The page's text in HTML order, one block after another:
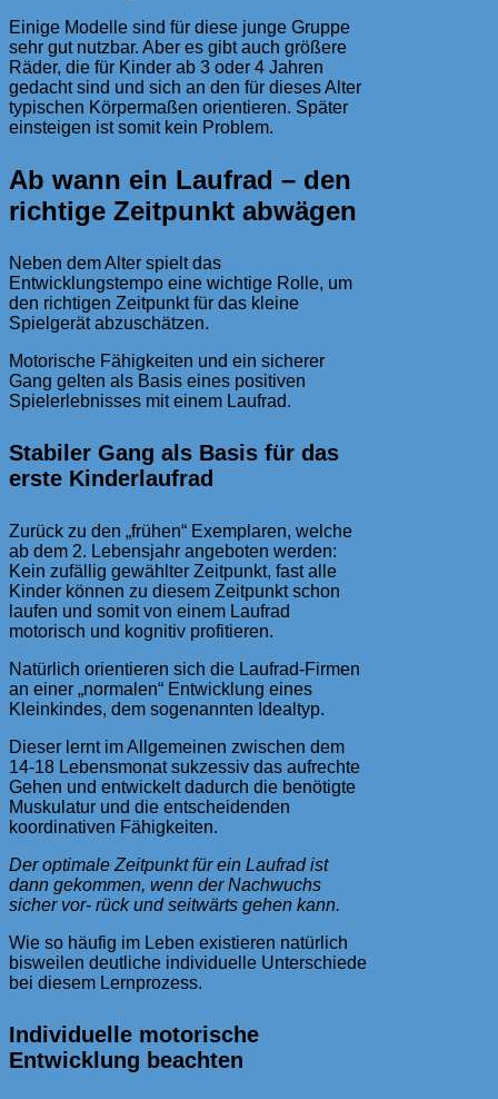
Einige Modelle sind für diese junge Gruppe
sehr gut nutzbar. Aber es gibt auch größere
Räder, die für Kinder ab 3 oder 4 Jahren
gedacht sind und sich an den für dieses Alter
typischen Körpermaßen orientieren. Später
einsteigen ist somit kein Problem.
Ab wann ein Laufrad – den
richtige Zeitpunkt abwägen
Neben dem Alter spielt das
Entwicklungstempo eine wichtige Rolle, um
den richtigen Zeitpunkt für das kleine
Spielgerät abzuschätzen.
Motorische Fähigkeiten und ein sicherer
Gang gelten als Basis eines positiven
Spielerlebnisses mit einem Laufrad.
Stabiler Gang als Basis für das
erste Kinderlaufrad
Zurück zu den „frühen“ Exemplaren, welche
ab dem 2. Lebensjahr angeboten werden:
Kein zufällig gewählter Zeitpunkt, fast alle
Kinder können zu diesem Zeitpunkt schon
laufen und somit von einem Laufrad
motorisch und kognitiv profitieren.
Natürlich orientieren sich die Laufrad-Firmen
an einer „normalen“ Entwicklung eines
Kleinkindes, dem sogenannten Idealtyp.
Dieser lernt im Allgemeinen zwischen dem
14-18 Lebensmonat sukzessiv das aufrechte
Gehen und entwickelt dadurch die benötigte
Muskulatur und die entscheidenden
koordinativen Fähigkeiten.
Der optimale Zeitpunkt für ein Laufrad ist
dann gekommen, wenn der Nachwuchs
sicher vor- rück und seitwärts gehen kann.
Wie so häufig im Leben existieren natürlich
bisweilen deutliche individuelle Unterschiede
bei diesem Lernprozess.
Individuelle motorische
Entwicklung beachten